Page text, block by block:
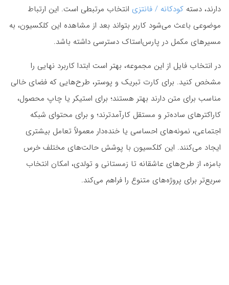
دارند، دسته کودکانه / فانتزی انتخاب مرتبطی است. این ارتباط
موضوعی باعث می‌شود کاربر بتواند بعد از مشاهده این کلکسیون، به
مسیرهای مکمل در پارس‌استاک دسترسی داشته باشد.
در انتخاب فایل از این مجموعه، بهتر است ابتدا کاربرد نهایی را
مشخص کنید. برای کارت تبریک و پوستر، طرح‌هایی که فضای خالی
مناسب برای متن دارند بهتر هستند؛ برای استیکر یا چاپ محصول،
کاراکترهای ساده‌تر و مستقل کارآمدترند؛ و برای محتوای شبکه
اجتماعی، نمونه‌های احساسی یا خنده‌دار معمولاً تعامل بیشتری
ایجاد می‌کنند. این کلکسیون با پوشش حالت‌های مختلف خرس
بامزه، از طرح‌های عاشقانه تا زمستانی و تولدی، امکان انتخاب
سریع‌تر برای پروژه‌های متنوع را فراهم می‌کند.